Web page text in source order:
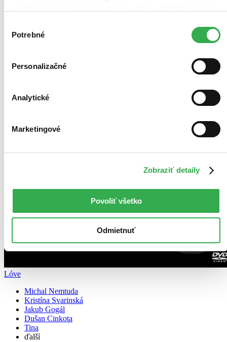
keby sme mohli používať všetky tieto cookies. Ďakujeme!
súhlasu
Potrebné
Personalizačné
Analytické
Marketingové
Zobraziť detaily
Povoliť všetko
Odmietnuť
Lóve
Michal Nemtuda
Kristína Svarinská
Jakub Gogál
Dušan Cinkota
Tina
ďalší